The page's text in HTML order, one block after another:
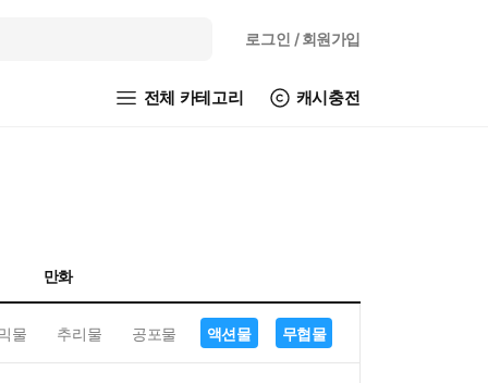
로그인 / 회원가입
전체 카테고리 캐시충전
만화
물 추리물 공포물 액션물 무협물